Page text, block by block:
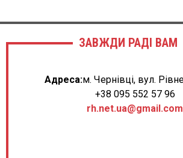
ЗАВЖДИ РАДІ ВАМ
Адреса:м. Чернівці, вул.
+38 095 552 57 96
rh.net.ua@gmail.com